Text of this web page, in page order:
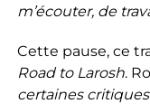
m’écouter, de
Cette pause, ce
Road to Larosh.
certaines